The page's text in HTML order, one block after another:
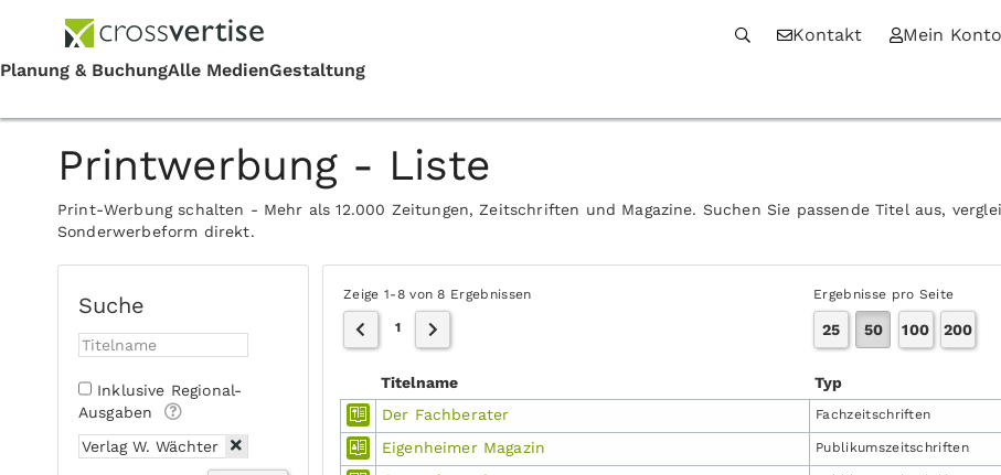
Kontakt Mein Konto
Printwerbung - Liste
Print-Werbung schalten - Mehr als 12.000 Zeitungen, Zeitschriften und Magazine. Suchen Sie passende Titel aus,
Sonderwerbeform direkt.
Suche
Inklusive Regional-
Ausgaben
Zeige 1-8 von 8 Ergebnissen Ergebnisse pro Seite
1 25 50 100 200
Titelname Typ
Der Fachberater
Fachzeit­schriften
Eigenheimer Magazin Publikums­zeitschriften